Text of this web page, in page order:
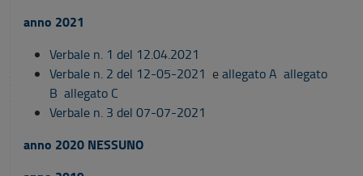
anno 2021
Verbale n. 1 del 12.04.2021
Verbale n. 2 del 12-05-2021 eallegato A allegato
B allegato C
Verbale n. 3 del 07-07-2021
anno 2020 NESSUNO